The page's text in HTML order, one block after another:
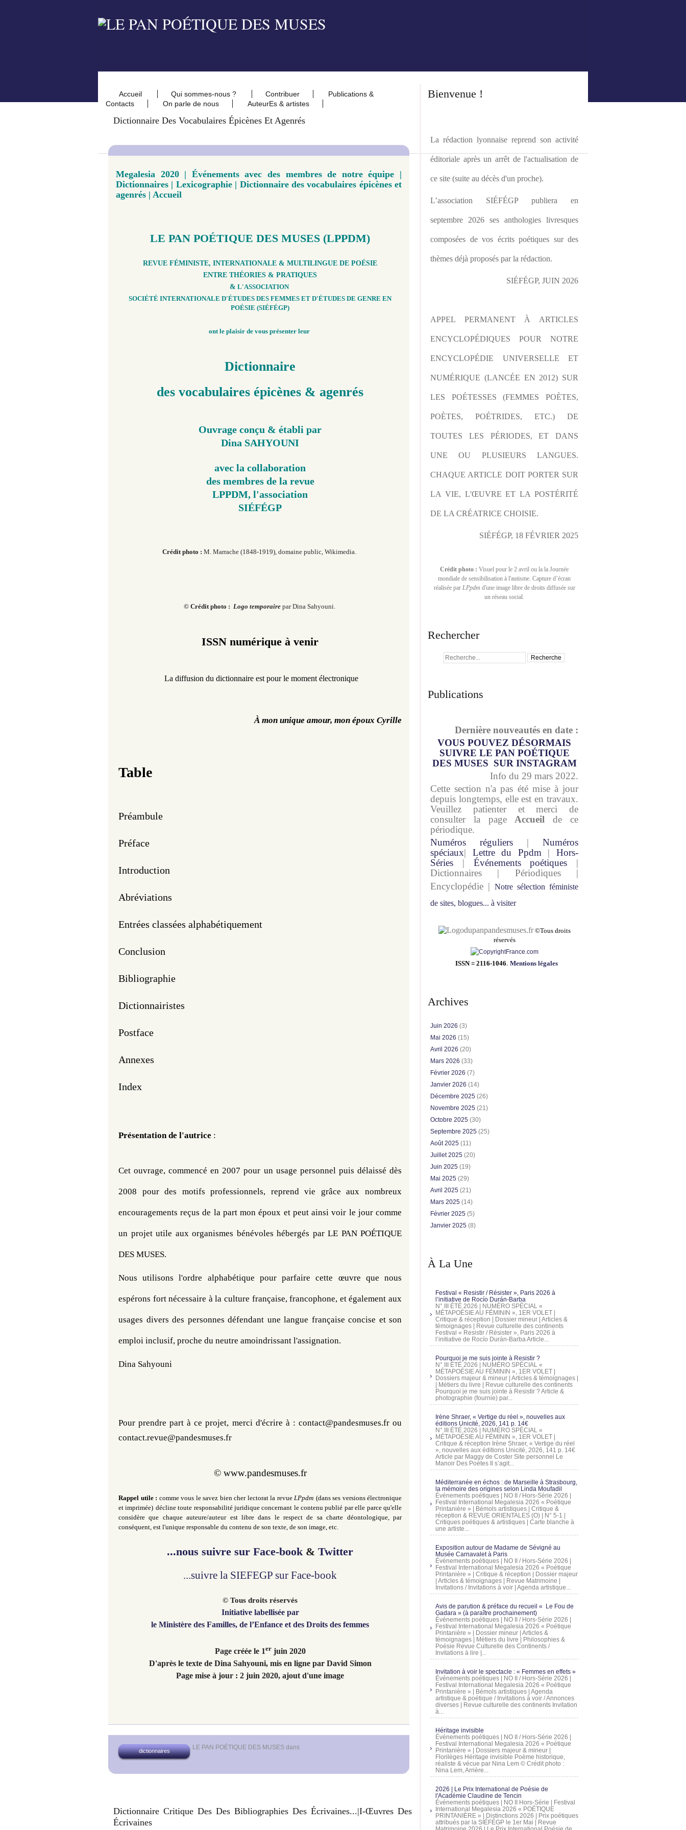
Accueil Qui sommes-nous ? Contribuer
Publications &
Contacts
On parle de nous AuteurEs & artistes
Dictionnaire Des Vocabulaires Épicènes Et Agenrés
Megalesia 2020 | Événements avec des membres de notre équipe |
Dictionnaires | Lexicographie | Dictionnaire des vocabulaires épicènes et
agenrés | Accueil
LE PAN POÉTIQUE DES MUSES (LPPDM)
REVUE FÉMINISTE, INTERNATIONALE & MULTILINGUE DE POÉSIE
ENTRE THÉORIES & PRATIQUES
& ​ ​​​​​​L'ASSOCIATION
SOCIÉTÉ INTERNATIONALE D'ÉTUDES DES FEMMES ET D'ÉTUDES DE GENRE EN
POÉSIE (SIÉFÉGP)
ont le plaisir de vous présenter leur
Dictionnaire
des vocabulaires épicènes & agenrés
Ouvrage conçu & établi par
Dina SAHYOUNI
avec la collaboration
des membres de la revue
LPPDM, l'association
SIÉFÉGP
Crédit photo : M. Marrache (1848-1919), domaine public, Wikimedia.
© Crédit photo : ​​​​Logo temporaire par Dina Sahyouni.
ISSN numérique à venir
La diffusion du dictionnaire est pour le moment électronique
À mon unique amour, mon époux Cyrille
Table
Préambule
Préface
Introduction
Abréviations
Entrées classées alphabétiquement
Conclusion
Bibliographie
Dictionnairistes
Postface
Annexes
Index
Présentation de l'autrice :
Cet ouvrage, commencé en 2007 pour un usage personnel puis délaissé dès
2008 pour des motifs professionnels, reprend vie grâce aux nombreux
encouragements reçus de la part mon époux et peut ainsi voir le jour comme
un projet utile aux organismes bénévoles hébergés par LE PAN POÉTIQUE
DES MUSES.
Nous utilisons l'ordre alphabétique pour parfaire cette œuvre que nous
espérons fort nécessaire à la culture française, francophone, et également aux
usages divers des personnes défendant une langue française concise et son
emploi inclusif, proche du neutre amoindrissant l'assignation.
Dina Sahyouni
Pour prendre part à ce projet, merci d'écrire à : contact@pandesmuses.fr
contact.revue@pandesmuses.fr
©www.pandesmuses.fr
Rappel utile : comme vous le savez bien cher lectorat la revue LPpdm (dans ses versions électronique
et imprimée) décline toute responsabilité juridique concernant le contenu publié par elle parce qu'elle
considère que chaque auteure/auteur est libre dans le respect de sa charte déontologique, par
conséquent, est l'unique responsable du contenu de son texte, de son image, etc.
...nous suivre sur Face-book& Twitter
...suivre la SIEFEGP sur Face-book
© Tous droits réservés
Initiative labellisée par
le Ministère des Familles, de l’Enfance et des Droits des femmes
Page créée le 1erjuin 2020
D'après le texte de Dina Sahyouni, mis en ligne par David Simon
Page mise à jour : 2 juin 2020, ajout d'une image
LE PAN POÉTIQUE DES MUSES dans
dictionnaires
Dictionnaire Critique Des Des Bibliographies Des Écrivaines...|I-Œuvres Des
Écrivaines
Bienvenue !
La rédaction lyonnaise reprend son activité
éditoriale après un arrêt de l'actualisation de
ce site (suite au décès d'un proche).
L’association SIÉFÉGP publiera en
septembre 2026 ses anthologies livresques
composées de vos écrits poétiques sur des
thèmes déjà proposés par la rédaction.
SIÉFÉGP, JUIN 2026
APPEL PERMANENT À ARTICLES
ENCYCLOPÉDIQUES POUR NOTRE
ENCYCLOPÉDIE UNIVERSELLE ET
NUMÉRIQUE (LANCÉE EN 2012) SUR
LES POÉTESSES (FEMMES POÈTES,
POÈTES, POÉTRIDES, ETC.) DE
TOUTES LES PÉRIODES, ET DANS
UNE OU PLUSIEURS LANGUES.
CHAQUE ARTICLE DOIT PORTER SUR
LA VIE, L'ŒUVRE ET LA POSTÉRITÉ
DE LA CRÉATRICE CHOISIE.
SIÉFÉGP, 18 FÉVRIER 2025
Crédit photo : Visuel pour le 2 avril ou la la Journée
mondiale de sensibilisation à l'autisme. Capture d’écran
réalisée par LPpdm d'une image libre de droits diffusée sur
un réseau social.
Rechercher
Publications
Dernière nouveautés en date :
VOUS POUVEZ DÉSORMAIS
SUIVRE LE PAN POÉTIQUE
DES MUSES SUR INSTAGRAM
Info du 29 mars 2022.
Cette section n'a pas été mise à jour
depuis longtemps, elle est en travaux.
Veuillez patienter et merci de
consulter la page Accueil de ce
périodique.
Numéros réguliers | Numéros
spéciaux| Lettre du Ppdm |Hors-
Séries | Événements poétiques |
Dictionnaires | Périodiques |
Encyclopédie | Notre sélection féministe
de sites, blogues... à visiter
pandesmuses.fr ©Tous droits
réservés
ISSN = 2116-1046. Mentions légales
Archives
Juin 2026 (3)
Mai 2026 (15)
Avril 2026 (20)
Mars 2026 (33)
Février 2026 (7)
Janvier 2026 (14)
Décembre 2025 (26)
Novembre 2025 (21)
Octobre 2025 (30)
Septembre 2025 (25)
Août 2025 (11)
Juillet 2025 (20)
Juin 2025 (19)
Mai 2025 (29)
Avril 2025 (21)
Mars 2025 (14)
Février 2025 (5)
Janvier 2025 (8)
À La Une
Festival « Resistir / Résister », Paris 2026 à
l’initiative de Rocío Durán-Barba
N° III ÉTÉ 2026 | NUMÉRO SPÉCIAL «
MÉTAPOÉSIE AU FÉMININ », 1ER VOLET |
Critique & réception | Dossier mineur | Articles &
témoignages | Revue culturelle des continents
Festival « Resistir / Résister », Paris 2026 à
l’initiative de Rocío Durán-Barba Article...
Pourquoi je me suis jointe à Resistir ?
N° III ÉTÉ 2026 | NUMÉRO SPÉCIAL «
MÉTAPOÉSIE AU FÉMININ », 1ER VOLET |
Dossiers majeur & mineur | Articles & témoignages |
| Métiers du livre | Revue culturelle des continents
Pourquoi je me suis jointe à Resistir ? Article &
photographie (fournie) par...
Irène Shraer, « Vertige du réel », nouvelles aux
éditions Unicité, 2026, 141 p. 14€
N° III ÉTÉ 2026 | NUMÉRO SPÉCIAL «
MÉTAPOÉSIE AU FÉMININ », 1ER VOLET |
Critique & réception Irène Shraer, « Vertige du réel
», nouvelles aux éditions Unicité, 2026, 141 p. 14€
Article par Maggy de Coster Site personnel Le
Manoir Des Poètes Il s’agit...
Méditerranée en échos : de Marseille à Strasbourg,
la mémoire des origines selon Linda Moufadil
Événements poétiques | NO II / Hors-Série 2026 |
Festival International Megalesia 2026 « Poétique
Printanière » | Bémols artistiques | Critique &
réception & REVUE ORIENTALES (O) | N° 5-1 |
Critiques poétiques & artistiques | Carte blanche à
une artiste...
Exposition autour de Madame de Sévigné au
Musée Carnavalet à Paris
Événements poétiques | NO II / Hors-Série 2026 |
Festival International Megalesia 2026 « Poétique
Printanière » | Critique & réception | Dossier majeur
| Articles & témoignages | Revue Matrimoine |
Invitations / Invitations à voir | Agenda artistique...
Avis de parution & préface du recueil « Le Fou de
Gadara » (à paraître prochainement)
Événements poétiques | NO II / Hors-Série 2026 |
Festival International Megalesia 2026 « Poétique
Printanière » | Dossier mineur | Articles &
témoignages | Métiers du livre | Philosophies &
Poésie Revue Culturelle des Continents /
Invitations à lire |...
Invitation à voir le spectacle : « Femmes en effets »
Événements poétiques | NO II / Hors-Série 2026 |
Festival International Megalesia 2026 « Poétique
Printanière » | Bémols artistiques | Agenda
artistique & poétique / Invitations à voir / Annonces
diverses | Revue culturelle des continents Invitation
à...
Héritage invisible
Événements poétiques | NO II / Hors-Série 2026 |
Festival International Megalesia 2026 « Poétique
Printanière » | Dossiers majeur & mineur |
Florilèges Héritage invisible Poème historique,
réaliste & vécue par Nina Lem © Crédit photo :
Nina Lem, Arrière...
2026 | Le Prix International de Poésie de
l'Académie Claudine de Tencin
Événements poétiques | NO II Hors-Série | Festival
International Megalesia 2026 « POÉTIQUE
PRINTANIÈRE » | Distinctions 2026 | Prix poétiques
attribués par la SIÉFÉGP le 1er Mai | Revue